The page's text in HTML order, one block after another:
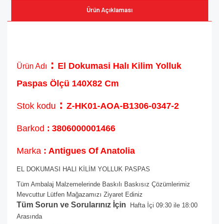
Ürün Açıklaması
Ürün Adı : El Dokumasi Halı Kilim Yolluk
Paspas Ölçü 140X82 Cm
Stok kodu : Z-HK01-AOA-B1306-0347-2
Barkod : 3806000001466
Marka : Antigues Of Anatolia
EL DOKUMASI HALI KİLİM YOLLUK PASPAS
Tüm Ambalaj Malzemelerinde Baskılı Baskısız Çözümlerimiz
Mevcuttur Lütfen Mağazamızı Ziyaret Ediniz
Tüm Sorun ve Sorularınız İçin Hafta İçi 09:30 ile 18:00
Arasında